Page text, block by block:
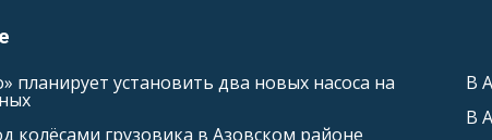
планирует установить два новых насоса на
колёсами грузовика в Азовском районе
В
В